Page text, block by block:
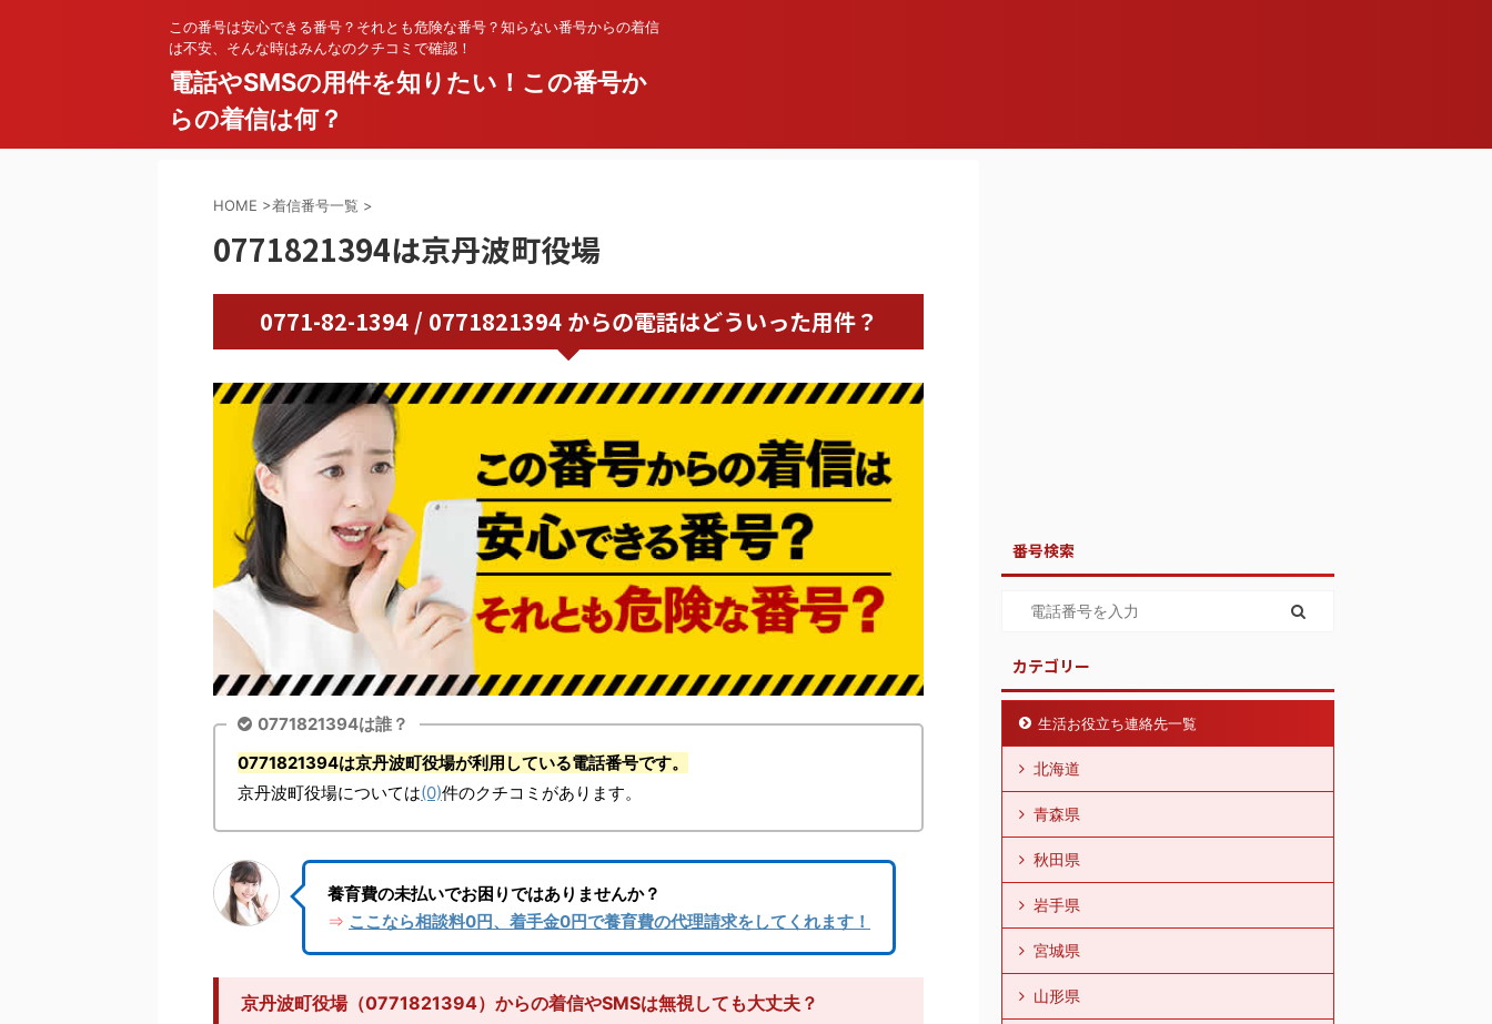
この番号は安心できる番号？それとも危険な番号？知らない番号からの着信
は不安、そんな時はみんなのクチコミで確認！
電話やSMSの用件を知りたい！この番号か
らの着信は何？
HOME >着信番号一覧 >
0771821394は京丹波町役場
0771-82-1394 / 0771821394 からの電話はどういった用件？
0771821394は誰？
0771821394は京丹波町役場が利用している電話番号です。
京丹波町役場については(0)件のクチコミがあります。
養育費の未払いでお困りではありませんか？
⇒ ここなら相談料0円、着手金0円で養育費の代理請求をしてくれます！
京丹波町役場（0771821394）からの着信やSMSは無視しても大丈夫？
番号検索
カテゴリー
生活お役立ち連絡先一覧
北海道
青森県
秋田県
岩手県
宮城県
山形県